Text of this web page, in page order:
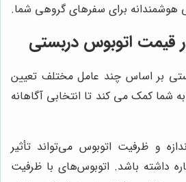
هوشمندانه برای سفرهای گروهی شما.
قیمت اتوبوس دربستی
بر اساس چند عامل مختلف تعیین
شما کمک می کند تا انتخابی آگاهانه
و ظرفیت اتوبوس می‌تواند تأثیر
داشته باشد. اتوبوس‌های با ظرفیت